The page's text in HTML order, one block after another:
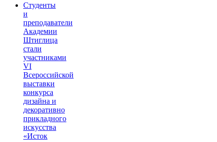
Студенты
и
преподаватели
Академии
Штиглица
стали
участниками
VI
Всероссийской
выставки
конкурса
дизайна и
декоративно
прикладного
искусства
«Исток